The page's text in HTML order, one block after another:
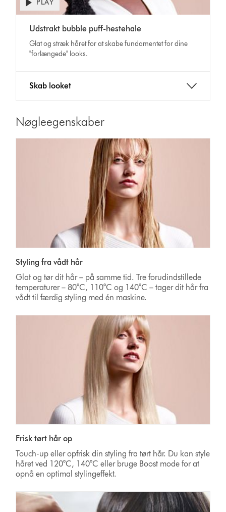
Transcript
Open
video
PLAY
Udstrakt bubble puff-hestehale
Glat og stræk håret for at skabe fundamentet for dine
"forlængede" looks.
Skab looket
Nøgleegenskaber
Styling fra vådt hår
Glat og tør dit hår – på samme tid. Tre forudindstillede
temperaturer – 80°C, 110°C og 140°C – tager dit hår fra
vådt til færdig styling med én maskine.
Frisk tørt hår op
Touch-up eller opfrisk din styling fra tørt hår. Du kan style
håret ved 120°C, 140°C eller bruge Boost mode for at
opnå en optimal stylingeffekt.